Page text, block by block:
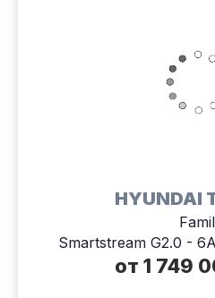
HYUNDAI
Smartstream G2.0 -
от 1 749